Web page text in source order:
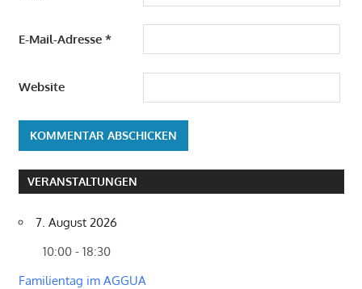
E-Mail-Adresse *
Website
VERANSTALTUNGEN
7. August 2026
10:00 - 18:30
Familientag im AGGUA